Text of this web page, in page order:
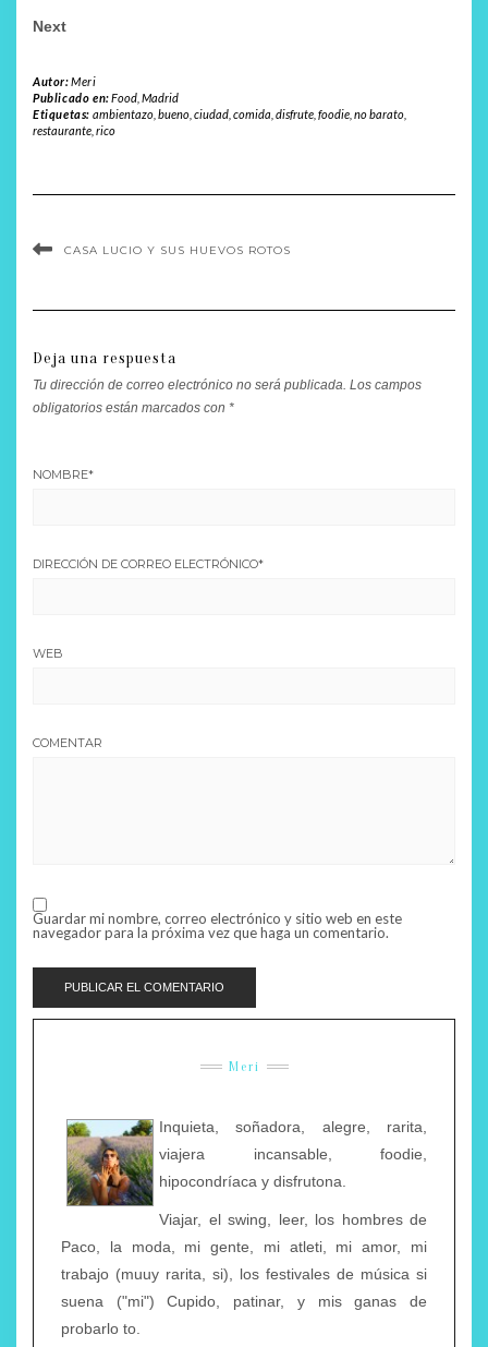
Next
Autor:Meri
Publicado en:Food ,Madrid
Etiquetas: ambientazo, bueno, ciudad, comida disfrute, foodie, no barato,
restaurante rico
CASA LUCIO Y SUS HUEVOS ROTOS
Deja una respuesta
Tu dirección de correo electrónico no será publicada. Los campos
obligatorios están marcados con *
NOMBRE*
DIRECCIÓN DE CORREO ELECTRÓNICO*
WEB
COMENTAR
Guardar mi nombre, correo electrónico y sitio web en este
navegador para la próxima vez que haga un comentario.
Meri
Inquieta, soñadora, alegre, rarita,
viajera incansable, foodie,
hipocondríaca y disfrutona.
Viajar, el swing, leer, los hombres de
Paco, la moda, mi gente, mi atleti, mi amor, mi
trabajo (muuy rarita, si), los festivales de música si
suena ("mi") Cupido, patinar, y mis ganas de
probarlo to.